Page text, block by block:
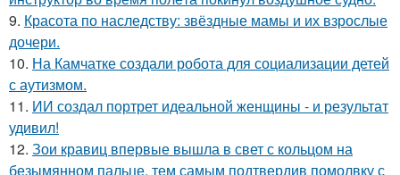
9. Красота по наследству: звёздные мамы и их взрослые
дочери.
10. На Камчатке создали робота для социализации детей
с аутизмом.
11. ИИ создал портрет идеальной женщины - и результат
удивил!
12. Зои кравиц впервые вышла в свет с кольцом на
безымянном пальце, тем самым подтвердив помолвку с